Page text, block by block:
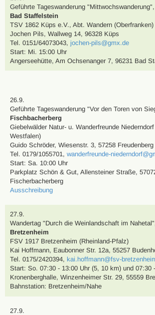
Geführte Tageswanderung "Mittwochswanderung",
Bad Staffelstein
TSV 1862 Küps e.V., Abt. Wandern (Oberfranken)
Jochen Pils, Wallweg 14, 96328 Küps
Tel. 0151/64073043, jochen-pils@gmx.de
Start: Mi. 15:00 Uhr
Angerseehütte, Am Ochsenanger 7, 96231 Bad
26.9.
Geführte Tageswanderung "Vor den Toren von
Fischbacherberg
Giebelwälder Natur- u. Wanderfreunde
Westfalen)
Guido Schröder, Wiesenstr. 3, 57258 Freudenberg
Tel. 0179/1055701, wanderfreunde-
Start: Sa. 10:00 Uhr
Parkplatz Schön & Gut, Allensteiner Straße,
Fischerbacherberg
Ausschreibung
27.9.
Wandertag "Durch die Weinlandschaft im Nahetal"
Bretzenheim
FSV 1917 Bretzenheim (Rheinland-Pfalz)
Kai Hoffmann, Eaubonner Str. 12a, 55257
Tel. 0175/2420394, kai.hoffmann@fsv-
Start: So. 07:30 - 13:00 Uhr (5, 10 km) und 07:30
Kronenberghalle, Winzenheimer Str. 29, 55559
Bahnstation: Bretzenheim/Nahe
27.9.